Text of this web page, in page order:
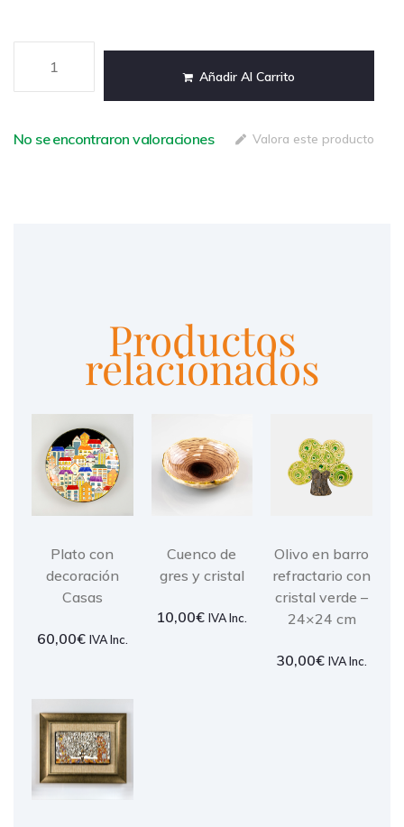
Añadir Al Carrito
No se encontraron valoraciones Valora este producto
Productos
relacionados
Plato con
decoración
Casas
60,00€ IVA Inc.
Cuenco de
gres y cristal
10,00€ IVA Inc.
Olivo en barro
refractario con
cristal verde –
24×24 cm
30,00€ IVA Inc.